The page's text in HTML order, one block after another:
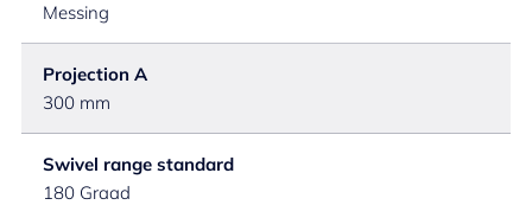
Messing
Projection A
300 mm
Swivel range standard
180 Graad